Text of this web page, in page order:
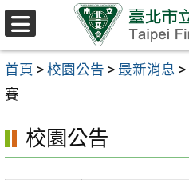
跳至主要內容區
首頁 > 校園公告 > 最新消息 >
賽
校園公告
選
單